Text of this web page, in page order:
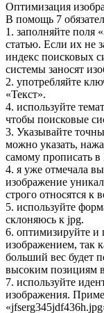
Оптимизация
В помощь 7
1. заполняйте поля
статью. Если их не
индекс поисковых
системы заносят
2. употребляйте
«Текст».
4. используйте
чтобы поисковые
3. Указывайте
можно указать,
самому прописать
4. я уже отмечала
изображение
строго относятся
5. используйте
склоняюсь к jpg.
6. оптимизируйте и
изображением, так
больший вес будет
высоким позициям
7. используйте
изображения.